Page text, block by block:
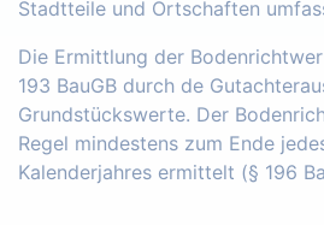
Stadtteile und Ortschaften
Die Ermittlung der
193 BauGB durch de
Grundstückswerte. Der
Regel mindestens zum Ende
Kalenderjahres ermittelt (§ 196